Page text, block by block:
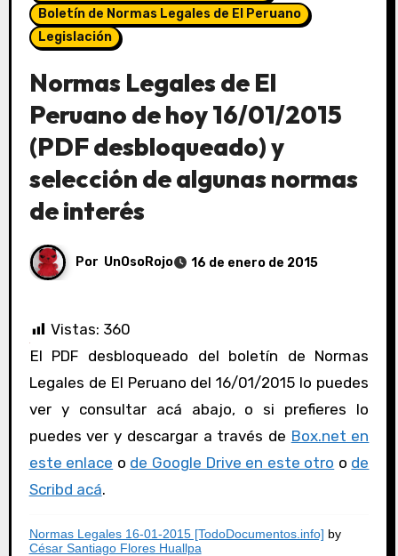
Boletín de Normas Legales de El Peruano
Legislación
Normas Legales de El
Peruano de hoy 16/01/2015
(PDF desbloqueado) y
selección de algunas normas
de interés
Por UnOsoRojo 16 de enero de 2015
Vistas: 360
El PDF desbloqueado del boletín de Normas
Legales de El Peruano del 16/01/2015 lo puedes
ver y consultar acá abajo, o si prefieres lo
puedes ver y descargar a través de Box.net en
este enlace o de Google Drive en este otro o de
Scribd acá.
Normas Legales 16-01-2015 [TodoDocumentos.info] by
César Santiago Flores Huallpa